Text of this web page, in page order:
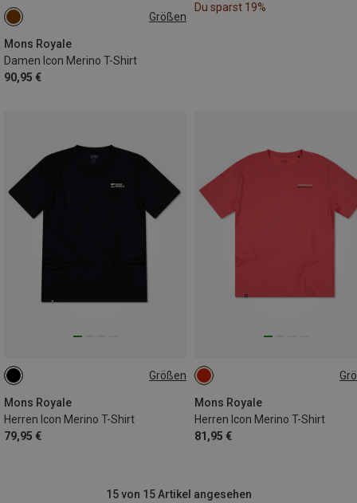
Größen
Mons Royale
Damen Icon Merino T-Shirt
90,95 €
S
Du sparst 19%
Größen
Mons Royale
Herren Icon Merino T-Shirt
79,95 €
M
Mons Royale
Herren Icon Merino T-Shirt
81,95 €
M
15 von 15 Artikel angesehen